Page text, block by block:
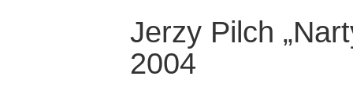
Jerzy Pilch
2004